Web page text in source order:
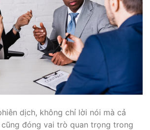
dịch, không chỉ lời nói mà cả
đóng vai trò quan trọng trong